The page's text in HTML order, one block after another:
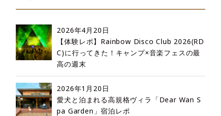
2026年4月20日
【体験レポ】Rainbow Disco Club 2026(RD
C)に行ってきた！キャンプ×音楽フェスの最
高の週末
2026年1月20日
愛犬と泊まれる高規格ヴィラ「Dear Wan S
pa Garden」宿泊レポ